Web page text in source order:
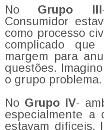
No Grupo III
Consumidor
como processo
complicado
margem para
questões.
o grupo problema.
No Grupo IV-
especialmente a
estavam difíceis.